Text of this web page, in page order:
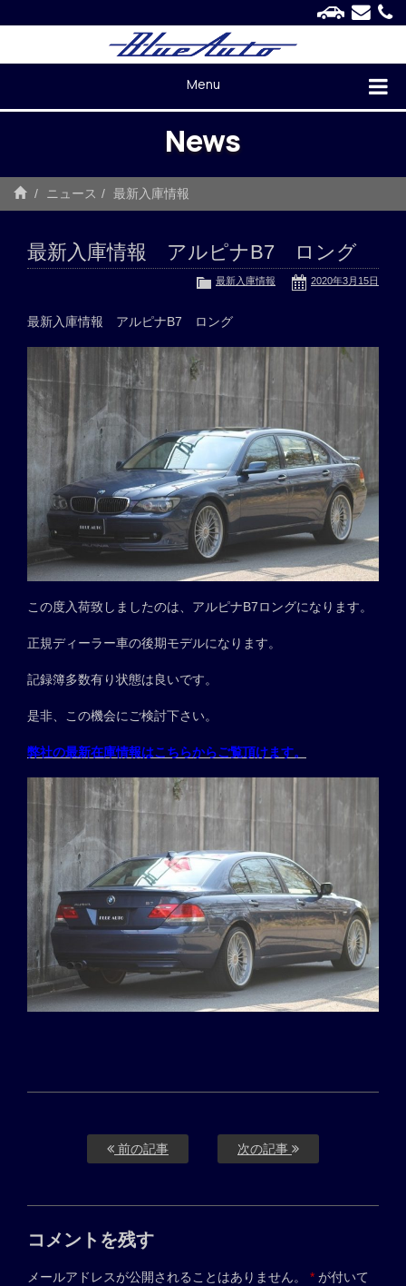
Menu
News
ニュース 最新入庫情報
最新入庫情報 アルピナB7 ロング
2020年3月15日
最新入庫情報
最新入庫情報 アルピナB7 ロング
この度入荷致しましたのは、アルピナB7ロングになります。
正規ディーラー車の後期モデルになります。
記録簿多数有り状態は良いです。
是非、この機会にご検討下さい。
弊社の最新在庫情報はこちらからご覧頂けます。
前の記事 次の記事
コメントを残す
メールアドレスが公開されることはありません。 * が付いて